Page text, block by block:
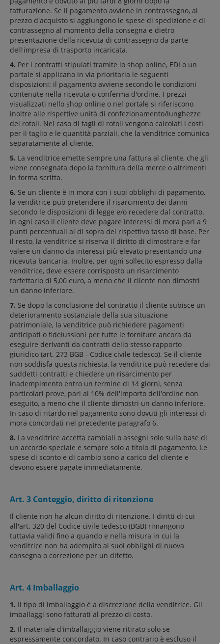
fatturazione. Se il pagamento avviene in contrassegno, al
prezzo d'acquisto si aggiungono le spese di spedizione e di
contrassegno al momento della consegna e dietro
presentazione della ricevuta di contrassegno da parte
dell'impresa di trasporto incaricata.
4. Per i contratti stipulati tramite lo shop online, EDI o un
portale si applicano in via prioritaria le seguenti
disposizioni: il pagamento avviene secondo le condizioni
contenute nella ricevuta o conferma d'ordine. I prezzi
visualizzati nello shop online o nel portale si riferiscono
inoltre alle rispettive unità di confezionamento/lunghezze
dei rotoli. Nel caso di tagli di rotoli vengono calcolati i costi
per il taglio e le quantità parziali, che la venditrice comunica
separatamente al cliente.
5. La venditrice emette sempre una fattura al cliente, che gli
viene consegnata dopo la fornitura della merce o altrimenti
in forma scritta.
6. Se un cliente è in mora con i suoi obblighi di pagamento,
la venditrice può pretendere il risarcimento dei danni
secondo le disposizioni di legge e/o recedere dal contratto.
In ogni caso il cliente deve pagare interessi di mora pari a 9
punti percentuali al di sopra del rispettivo tasso di base. Per
il resto, la venditrice si riserva il diritto di dimostrare e far
valere un danno da interessi più elevato presentando una
ricevuta bancaria. Inoltre, per ogni sollecito espresso dalla
venditrice, deve essere corrisposto un risarcimento
forfettario di 5,00 euro, a meno che il cliente non dimostri
un danno inferiore.
7. Se dopo la conclusione del contratto il cliente subisce un
deterioramento sostanziale della sua situazione
patrimoniale, la venditrice può richiedere pagamenti
anticipati o fideiussioni per tutte le forniture ancora da
eseguire derivanti da contratti dello stesso rapporto
giuridico (art. 273 BGB - Codice civile tedesco). Se il cliente
non soddisfa questa richiesta, la venditrice può recedere dai
suddetti contratti e chiedere un risarcimento per
inadempimento entro un termine di 14 giorni, senza
particolari prove, pari al 10% dell'importo dell'ordine non
eseguito, a meno che il cliente dimostri un danno inferiore.
In caso di ritardo nel pagamento sono dovuti gli interessi di
mora concordati nel precedente paragrafo 6.
8. La venditrice accetta cambiali o assegni solo sulla base di
un accordo speciale e sempre solo a titolo di pagamento. Le
spese di sconto e di cambio sono a carico del cliente e
devono essere pagate immediatamente.
Art. 3 Conteggio, diritto di ritenzione
Il cliente non ha alcun diritto di ritenzione. I diritti di cui
all'art. 320 del Codice civile tedesco (BGB) rimangono
tuttavia validi fino a quando e nella misura in cui la
venditrice non ha adempito ai suoi obblighi di nuova
consegna o correzione per un difetto.
Art. 4 Imballaggio
1. Il tipo di imballaggio è a discrezione della venditrice. Gli
imballaggi sono fatturati al prezzo di costo.
2. Il materiale d'imballaggio viene ritirato solo se
espressamente concordato. In caso contrario è escluso il